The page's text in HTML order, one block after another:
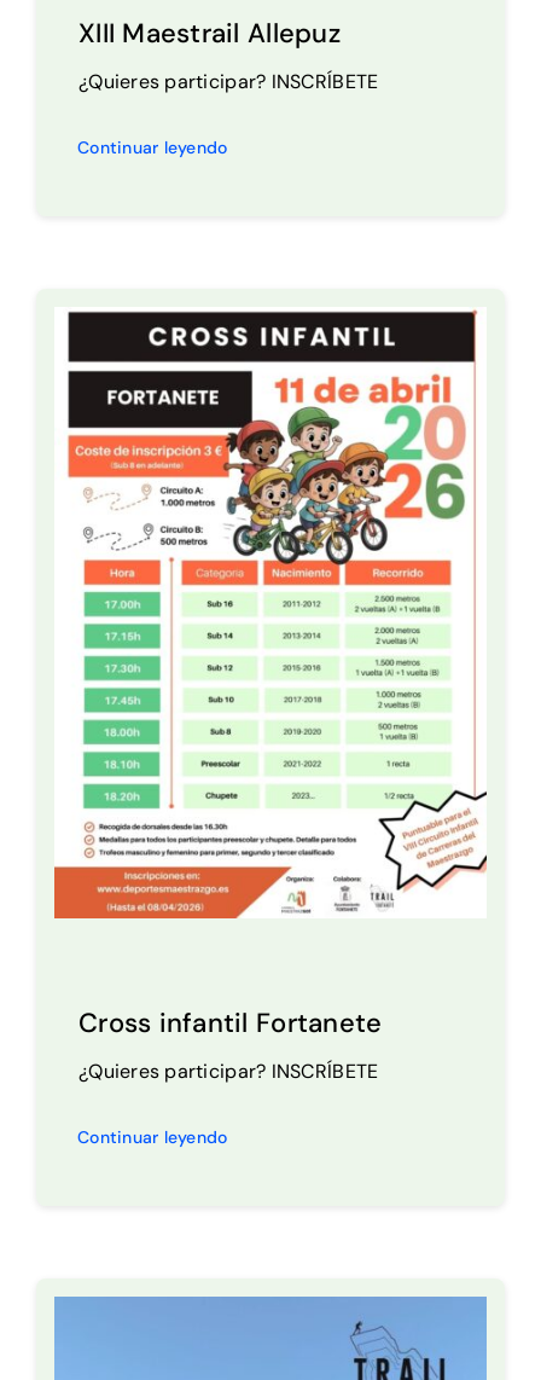
XIII Maestrail Allepuz
¿Quieres participar? INSCRÍBETE
Continuar leyendo
Cross infantil Fortanete
¿Quieres participar? INSCRÍBETE
Continuar leyendo